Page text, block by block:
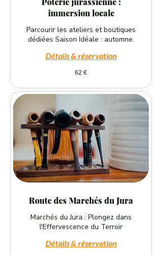
immersion locale
Parcourir les ateliers et boutiques
dédiées Saison Idéale : automne.
Détails & réservation
62 €
Route des Marchés du Jura
Marchés du Jura : Plongez dans
l'Effervescence du Terroir
Détails & réservation